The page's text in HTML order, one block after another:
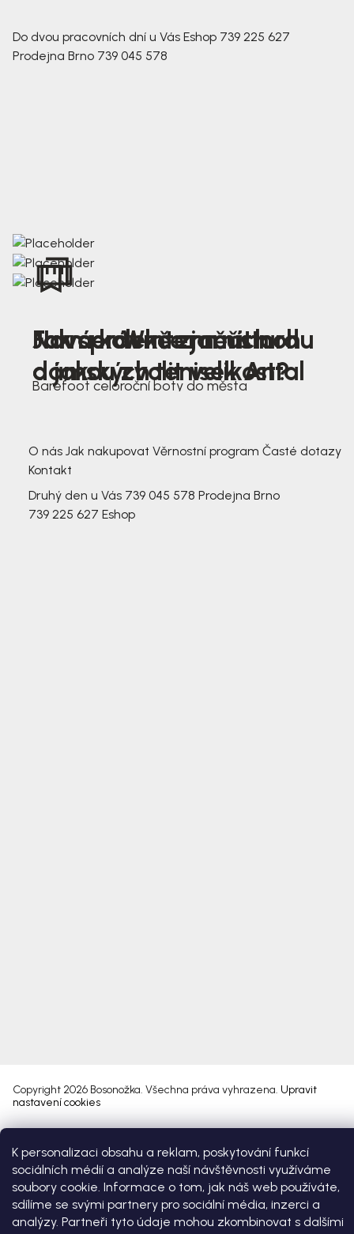
K personalizaci obsahu a reklam, poskytování funkcí
sociálních médií a analýze naší návštěvnosti využíváme
soubory cookie. Informace o tom, jak náš web používáte,
sdílíme se svými partnery pro sociální média, inzerci a
analýzy. Partneři tyto údaje mohou zkombinovat s dalšími
Do dvou pracovních dní u Vás Eshop 739 225 627
Prodejna Brno 739 045 578
Nová kolekce jarních
dámských tenisek Antal
Jak správně změřit nohu
a jakou zvolit velikost?
Farmer Winter mustard
Barefoot celoroční boty do města
O nás Jak nakupovat Věrnostní program Časté dotazy
Kontakt
Druhý den u Vás 739 045 578 Prodejna Brno
739 225 627 Eshop
Copyright 2026 Bosonožka. Všechna práva vyhrazena. Upravit
nastavení cookies